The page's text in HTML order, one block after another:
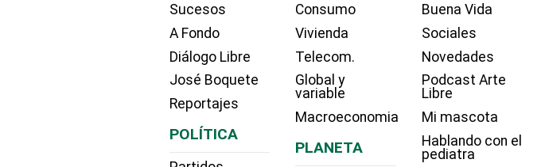
Sucesos
A Fondo
Diálogo Libre
José Boquete
Reportajes
POLÍTICA
Consumo
Vivienda
Telecom.
Global y
variable
Macroeconomia
PLANETA
Buena Vida
Sociales
Novedades
Podcast Arte
Libre
Mi mascota
Hablando con el
pediatra